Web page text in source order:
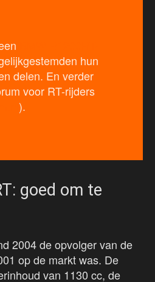
hun
delen. En verder
voor RT-rijders
).
goed om te
2004 de opvolger van de
op de markt was. De
van 1130 cc, de